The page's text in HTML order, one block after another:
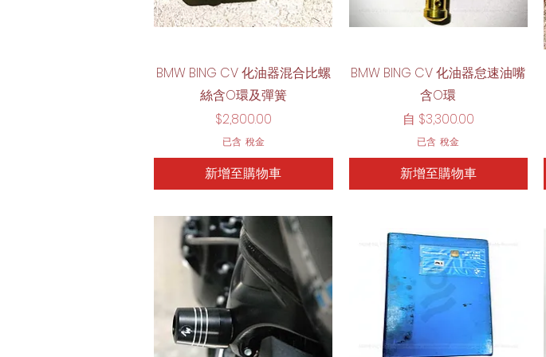
快速瀏覽
BMW BING CV 化油器混合比螺
絲含O環及彈簧
價格
$2,800.00
已含 稅金
新增至購物車
快速瀏覽
BMW BING CV 化油器怠速油嘴
含O環
自 $3,300.00
促銷價格
已含 稅金
新增至購物車